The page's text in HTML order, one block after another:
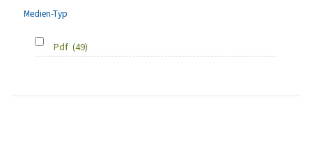
Medien-Typ
Pdf (49)